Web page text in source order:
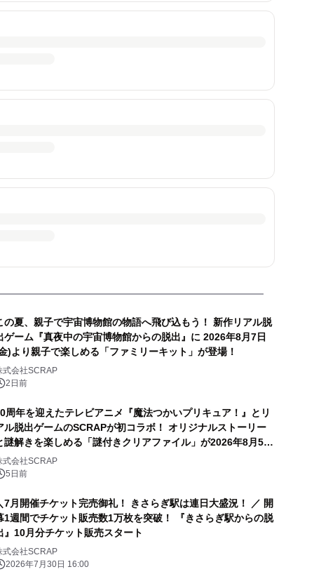
の夏、親子で宇宙博物館の物語へ飛び込もう！ 新作リアル脱
ゲーム『真夜中の宇宙博物館からの脱出』に 2026年8月7日
)より親子で楽しめる「ファミリーキット」が登場！
式会社SCRAP
2日前
周年を迎えたテレビアニメ『魔法つかいプリキュア！』とリ
ル脱出ゲームのSCRAPが初コラボ！ オリジナルストーリー
謎解きを楽しめる「謎付きクリアファイル」が2026年8月5日
)より販売！ アニメで声優を務めた高橋李依さん、堀江由衣
ん、早見沙織さん、齋藤彩夏さんの体験コメントも到着!!
式会社SCRAP
5日前
7月開催チケット完売御礼！ きさらぎ駅は連日大盛況！ ／ 開
1週間でチケット販売数1万枚を突破！ 『きさらぎ駅からの脱
』10月分チケット販売スタート
式会社SCRAP
2026年7月30日 16:00